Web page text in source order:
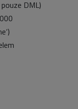
DML)